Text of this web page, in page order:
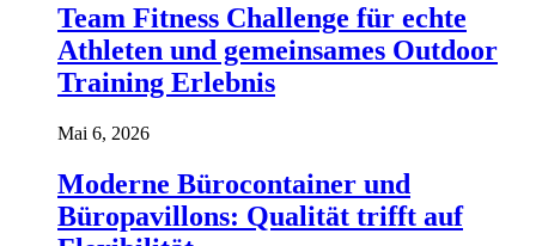
Team Fitness Challenge für echte
Athleten und gemeinsames Outdoor
Training Erlebnis
Mai 6, 2026
Moderne Bürocontainer und
Büropavillons: Qualität trifft auf